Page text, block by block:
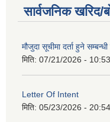
सार्वजनिक खरिद/
मौजुदा सूचीमा दर्ता हुने
मिति: 07/21/2026 - 10:53
Letter Of Intent
मिति: 05/23/2026 - 20:54